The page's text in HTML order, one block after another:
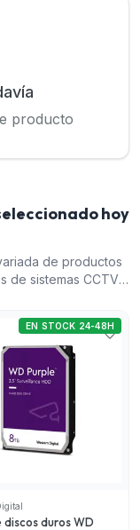
producto
hoy
de productos
de sistemas CCTV,
1) Sistema
ampliable en la
de discos duros
almacenamiento
9) Equipo
para entornos
preciso;
clave para
son productos de
discos duros WD
EN STOCK 24-48H